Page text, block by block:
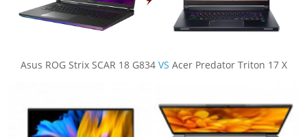
Asus ROG Strix SCAR 18 G834 VS Acer Predator Triton 17 X